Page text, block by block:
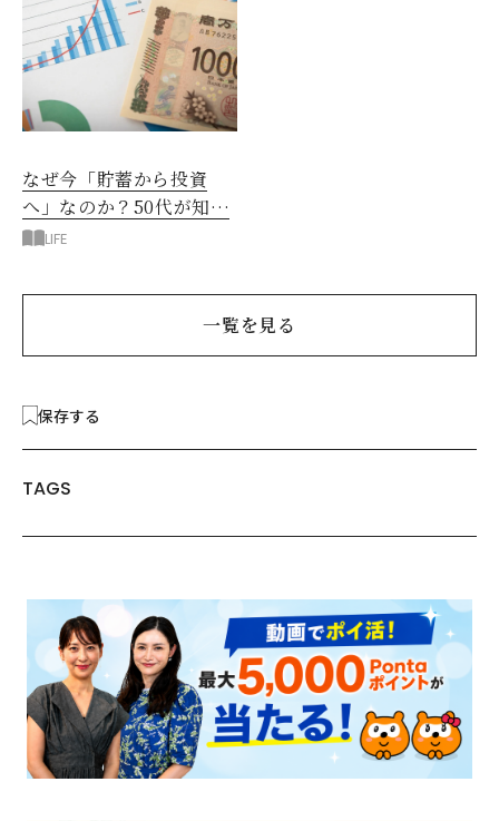
なぜ今「貯蓄から投資
へ」なのか？50代が知る
べきお金の新常識
LIFE
一覧を見る
保存する
TAGS